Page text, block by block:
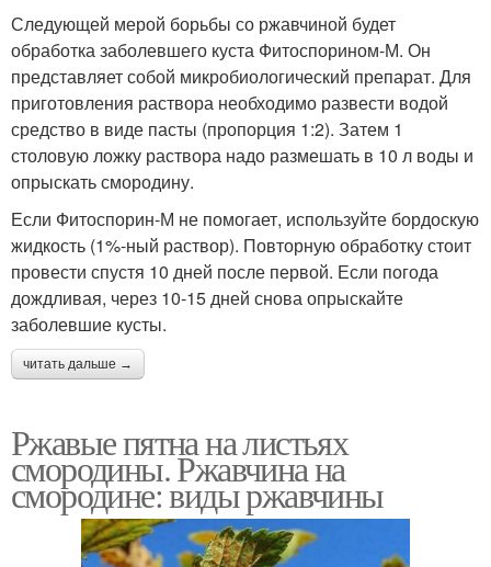
Следующей мерой борьбы со ржавчиной будет
обработка заболевшего куста Фитоспорином-М. Он
представляет собой микробиологический препарат. Для
приготовления раствора необходимо развести водой
средство в виде пасты (пропорция 1:2). Затем 1
столовую ложку раствора надо размешать в 10 л воды и
опрыскать смородину.
Если Фитоспорин-М не помогает, используйте бордоскую
жидкость (1%-ный раствор). Повторную обработку стоит
провести спустя 10 дней после первой. Если погода
дождливая, через 10-15 дней снова опрыскайте
заболевшие кусты.
читать дальше →
Ржавые пятна на листьях
смородины. Ржавчина на
смородине: виды ржавчины